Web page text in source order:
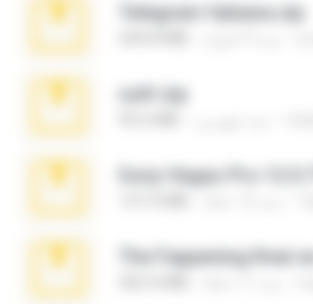
Telegram fabiana.zip
ouh!.zip
The Fappening final.rar